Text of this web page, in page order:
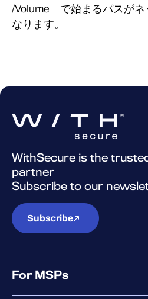
/Volume で始まるパスがネ
なります。
WithSecure is the
partner
Subscribe to our
Subscribe
For MSPs